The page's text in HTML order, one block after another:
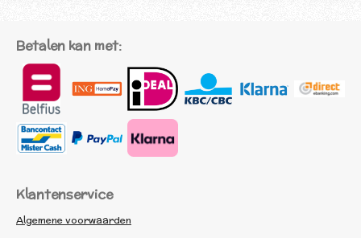
Betalen kan met:
Klantenservice
Algemene voorwaarden